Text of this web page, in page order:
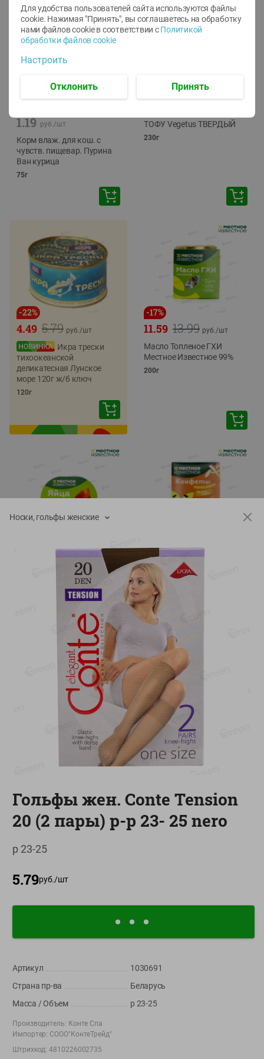
1.19 руб./шт
Корм влаж. для кош. с
чувств. пищевар. Пурина
Ван курица
75г
ТОФУ Vegetus ТВЕРДЫЙ
230г
-22%
5.79
4.49 руб./шт
Икра трески
тихоокеанской
деликатесная Лунское
море 120г ж/б ключ
120г
-17%
13.99
11.59 руб./шт
Масло Топленое ГХИ
Местное Известное 99%
200г
6.89
Яйца перепелиные
копченые Молодецкие
Местное известное 20 шт
упак Солигорска п/ф
4.99
3.99
Конфеты фруктово-
ягодные Местное
известное яблоко-тыква
Хоба
60г
Показано 1-14 из 77
Показать 15-28 из 77
О сервисе
Настройки файлов cookie
Мой Green
Приложение Green c
доставкой и бонусной картой
+375 44 560-60-61
Время работы Call-центра: Пн.- Пт. с 09.00 до 17.00, СБ, ВС -
выходной
shop@green-market.by
Пишите нам свои вопросы, предложения и комментарии
Носки, гольфы женские
Гольфы жен. Conte Tension
20 (2 пары) p-p 23- 25 nero
р 23-25
5.79руб./шт
Артикул
1030691
Страна пр-ва
Беларусь
Масса / Объем
р 23-25
Производитель: Конте Спа
Импортер: СООО"КонтеТрейд"
Штрихкод:4810226002735
Для удобства пользователей сайта используются файлы
cookie. Нажимая "Принять", вы соглашаетесь на обработку
нами файлов cookie в соответствии с Политикой
обработки файлов cookie
Настроить
Отклонить Принять